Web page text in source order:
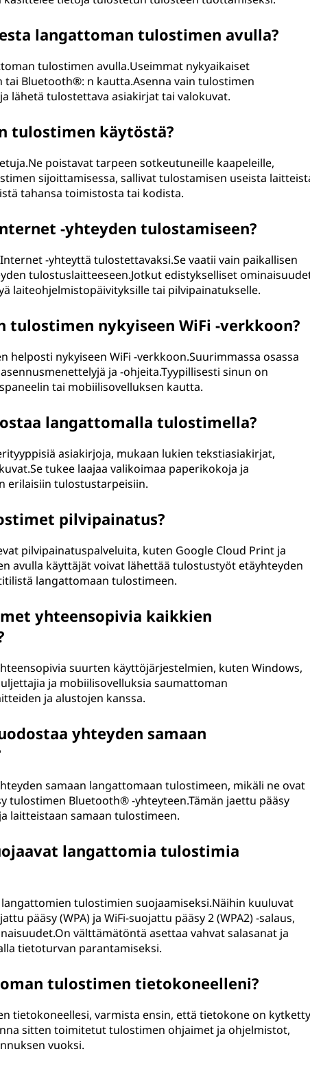
langattoman tulostimen avulla?
tulostimen avulla.Useimmat nykyaikaiset
Bluetooth®: n kautta.Asenna vain tulostimen
lähetä tulostettava asiakirjat tai valokuvat.
tulostimen käytöstä?
poistavat tarpeen sotkeutuneille kaapeleille,
sijoittamisessa, sallivat tulostamisen useista
tahansa toimistosta tai kodista.
-yhteyden tulostamiseen?
-yhteyttä tulostettavaksi.Se vaatii vain paikallisen
tulostuslaitteeseen.Jotkut edistykselliset
laiteohjelmistopäivityksille tai pilvipainatukselle.
tulostimen nykyiseen WiFi -verkkoon?
helposti nykyiseen WiFi -verkkoon.Suurimmassa osassa
ja -ohjeita.Tyypillisesti sinun on
tai mobiilisovelluksen kautta.
langattomalla tulostimella?
asiakirjoja, mukaan lukien tekstiasiakirjat,
tukee laajaa valikoimaa paperikokoja ja
erilaisiin tulostustarpeisiin.
pilvipainatus?
pilvipainatuspalveluita, kuten Google Cloud Print ja
avulla käyttäjät voivat lähettää tulostustyöt etäyhteyden
langattomaan tulostimeen.
yhteensopivia kaikkien
suurten käyttöjärjestelmien, kuten Windows,
ja mobiilisovelluksia saumattoman
ja alustojen kanssa.
yhteyden samaan
samaan langattomaan tulostimeen, mikäli ne ovat
tulostimen Bluetooth® -yhteyteen.Tämän jaettu pääsy
laitteistaan samaan tulostimeen.
langattomia tulostimia
tulostimien suojaamiseksi.Näihin kuuluvat
pääsy (WPA) ja WiFi-suojattu pääsy 2 (WPA2) -salaus,
välttämätöntä asettaa vahvat salasanat ja
tietoturvan parantamiseksi.
tulostimen tietokoneelleni?
tietokoneellesi, varmista ensin, että tietokone on kytketty
sitten toimitetut tulostimen ohjaimet ja ohjelmistot,
vuoksi.